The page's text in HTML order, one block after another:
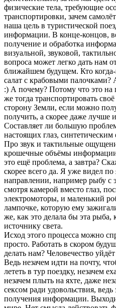
физические тела, требующие
транспортировки, зачем
наша цель в туристической
информации. В конце-концов,
получение и обработка
визуальной, звуковой,
вопроса может легко дать нам
ближайшем будущем. Кто
салат с крабовыми палочками?
:) А почему? Потому что это на
же тогда транспортировать
сторону Земли, если можно
получить, а скорее даже лучше
Составляет ли большую
настоящих глаз, синтетическим
Про звук и тактильные
крошечные объёмы
это ещё проблема, а завтра?
скорее всего да. Я уже видел
направлении, например рыбу с
смотря камерой вместо глаз,
электромоторы, и маленький
лампочке, которую ему
же, как это делала бы эта рыба,
источнику света.
Исход этого процесса можно
просто. Работать в скором
делать нам? Человечество
Ведь незачем идти на почту,
лететь в тур поездку, незачем
незачем плыть на яхте, даже
сексом ради удовольствия,
получения информации.